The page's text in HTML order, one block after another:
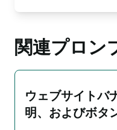
関連プロン
ウェブサイトバ
明、およびボタ